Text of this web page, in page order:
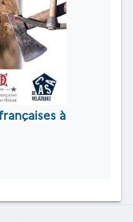
à